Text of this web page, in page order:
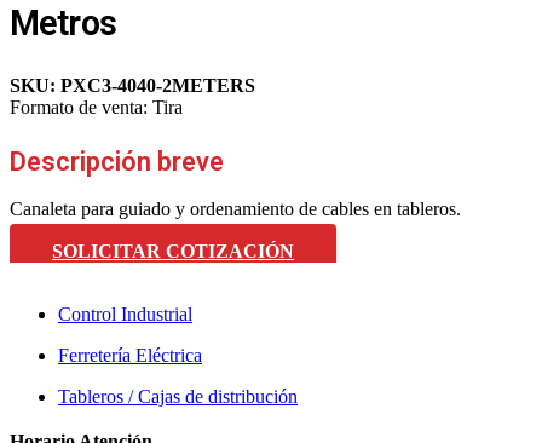
Metros
SKU: PXC3-4040-2METERS
Formato de venta: Tira
Descripción breve
Canaleta para guiado y ordenamiento de cables en tableros.
SOLICITAR COTIZACIÓN
Control Industrial
Ferretería Eléctrica
Tableros / Cajas de distribución